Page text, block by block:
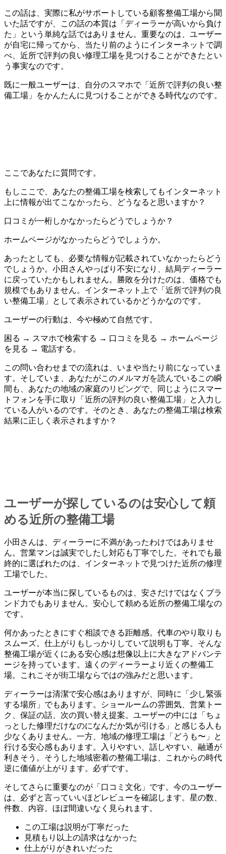
この話は、実際に私がサポートしている顧客整備工場から聞
いた話ですが、この話の本質は「ディーラーが高いから負け
た」という単純な話ではありません。重要なのは、ユーザー
が自宅に帰ってから、当たり前のようにインターネットで調
べ、近所で評判の良い修理工場を見つけることができたとい
う事実なのです。
既に一般ユーザーは、自分のスマホで「近所で評判の良い整
備工場」をかんたんに見つけることができる時代なのです。
ここであなたに質問です。
もしここで、あなたの整備工場を検索してもインターネット
上に情報が出てこなかったら、どうなると思いますか？
口コミが一桁しかなかったらどうでしょうか？
ホームページがなかったらどうでしょうか。
あったとしても、必要な情報が記載されていなかったらどう
でしょうか。小田さんやっぱり不安になり、結局ディーラー
に戻っていたかもしれません。勝敗を分けたのは、価格でも
規模でもありません。インターネット上で「近所で評判の良
い整備工場」として表示されているかどうかなのです。
ユーザーの行動は、今や極めて自然です。
困る → スマホで検索する → 口コミを見る → ホームページ
を見る → 電話する。
この問い合わせまでの流れは、いまや当たり前になっていま
す。そしていま、あなたがこのメルマガを読んでいるこの瞬
間も、あなたの地域の家庭のリビングで、同じようにスマー
トフォンを手に取り「近所の評判の良い整備工場」と入力し
ている人がいるのです。そのとき、あなたの整備工場は検索
結果に正しく表示されますか？
ユーザーが探しているのは安心して頼
める近所の整備工場
小田さんは、ディーラーに不満があったわけではありませ
ん。営業マンは誠実でしたし対応も丁寧でした。それでも最
終的に選ばれたのは、インターネットで見つけた近所の修理
工場でした。
ユーザーが本当に探しているものは、安さだけではなくブラ
ンド力でもありません。安心して頼める近所の整備工場なの
です。
何かあったときにすぐ相談できる距離感。代車のやり取りも
スムーズ。仕上がりもしっかりしていて説明も丁寧。そんな
整備工場が近くにある安心感は想像以上に大きなアドバンテ
ージを持っています。遠くのディーラーより近くの整備工
場。これこそが街工場ならではの強みだと思います。
ディーラーは清潔で安心感はありますが、同時に「少し緊張
する場所」でもあります。ショールームの雰囲気、営業トー
ク、保証の話、次の買い替え提案。ユーザーの中には「ちょ
っとした修理だけなのになんだか気が引ける」と感じる人も
少なくありません。一方、地域の修理工場は「どうも〜」と
行ける安心感もあります。入りやすい、話しやすい、融通が
利きそう。そうした地域密着の整備工場は、これからの時代
逆に価値が上がります。必ずです。
そしてさらに重要なのが「口コミ文化」です。今のユーザー
は、必ずと言っていいほどレビューを確認します。星の数、
件数、内容。ほぼ間違いなく見られます。
この工場は説明が丁寧だった
見積もり以上の請求はなかった
仕上がりがきれいだった